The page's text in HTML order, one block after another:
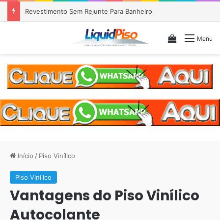
Piso Epóxi em Banheiro Anália Franco SP
Menu
Veja seu
Início / Piso Vinílico
Piso Vinílico
Vantagens do Piso Vinílico
Autocolante